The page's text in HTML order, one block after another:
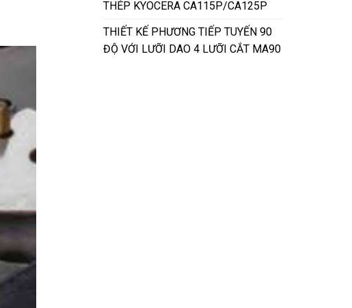
THÉP KYOCERA CA115P/CA125P
THIẾT KẾ PHƯƠNG TIẾP TUYẾN 90
ĐỘ VỚI LƯỠI DAO 4 LƯỠI CẮT MA90